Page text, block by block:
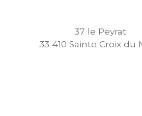
37 le Peyrat
33 410 Sainte Croix du